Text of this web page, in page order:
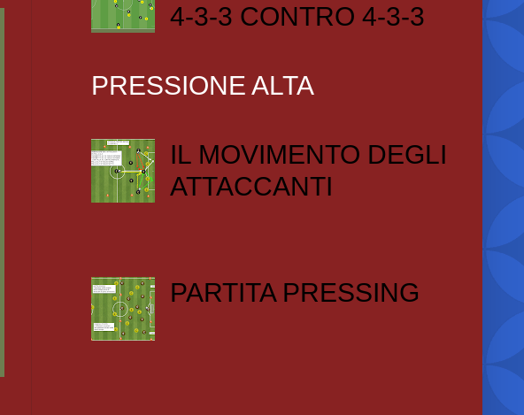
4-3-3 CONTRO 4-3-3
PRESSIONE ALTA
IL MOVIMENTO DEGLI
ATTACCANTI
PARTITA PRESSING